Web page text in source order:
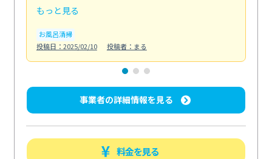
もっと見る
お風呂清掃
投稿日：2025/02/10
投稿者：まる
事業者の詳細情報を見る
料金を見る